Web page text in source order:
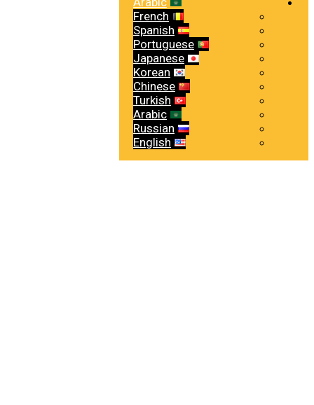
French
Spanish
Portuguese
Japanese
Korean
Chinese
Turkish
Arabic
Russian
English